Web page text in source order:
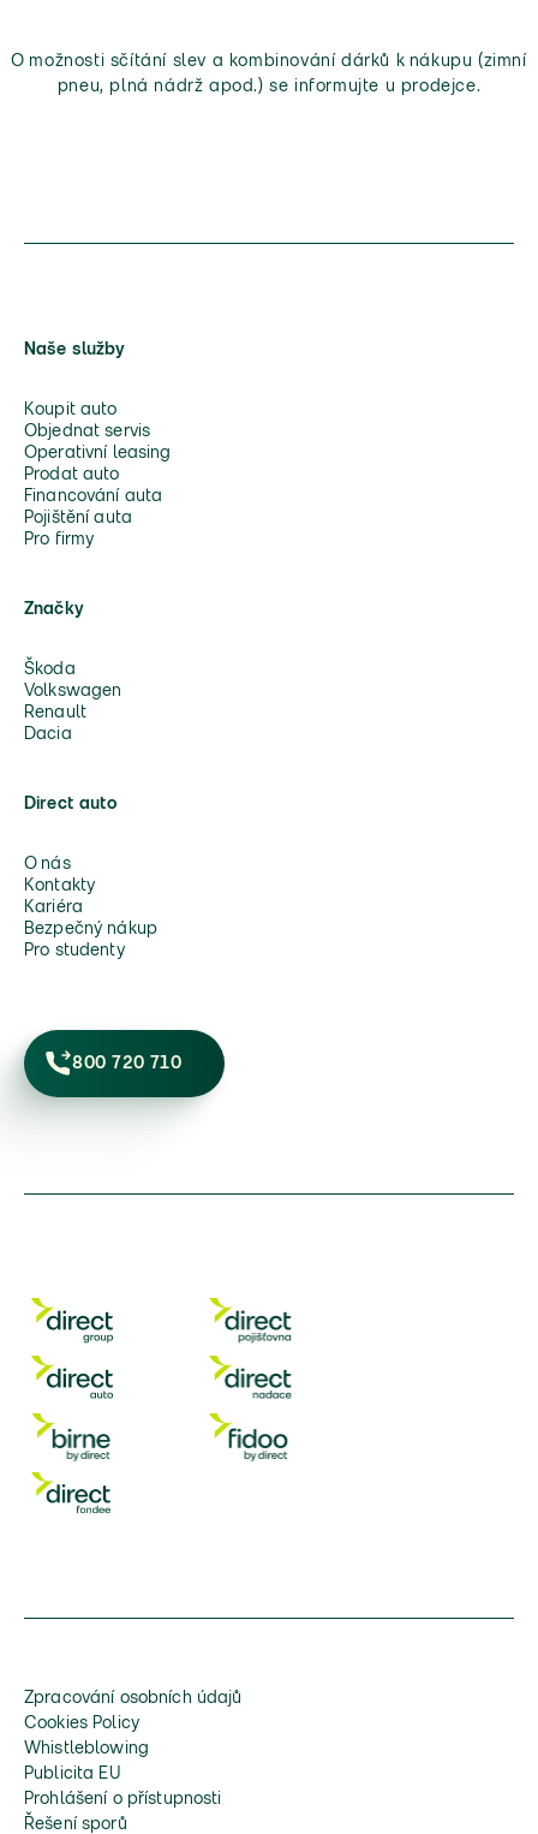
O možnosti sčítání slev a kombinování dárků k nákupu (zimní
pneu, plná nádrž apod.) se informujte u prodejce.
Naše služby
Koupit auto
Objednat servis
Operativní leasing
Prodat auto
Financování auta
Pojištění auta
Pro firmy
Značky
Škoda
Volkswagen
Renault
Dacia
Direct auto
O nás
Kontakty
Kariéra
Bezpečný nákup
Pro studenty
800 720 710
Zpracování osobních údajů
Cookies Policy
Whistleblowing
Publicita EU
Prohlášení o přístupnosti
Řešení sporů